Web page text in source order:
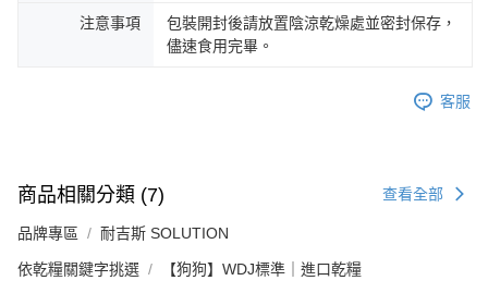
注意事項
包裝開封後請放置陰涼乾燥處並密封保存，
儘速食用完畢。
客服
商品相關分類 (7) 查看全部
品牌專區 耐吉斯 SOLUTION
依乾糧關鍵字挑選 【狗狗】WDJ標準｜進口乾糧